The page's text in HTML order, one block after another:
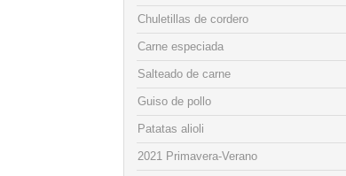
Chuletillas de cordero
Carne especiada
Salteado de carne
Guiso de pollo
Patatas alioli
2021 Primavera-Verano